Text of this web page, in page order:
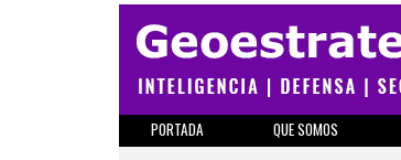
PORTADA QUE SOMOS